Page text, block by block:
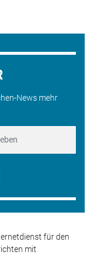
News mehr
für den
mit